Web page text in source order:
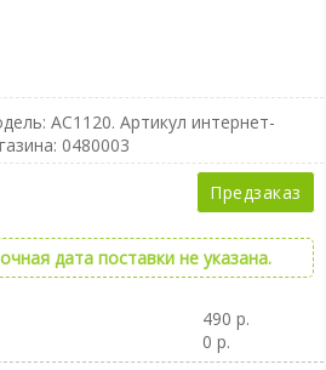
AC1120. Артикул интернет-
0480003
Предзаказ
дата поставки не указана.
490 р.
0 р.